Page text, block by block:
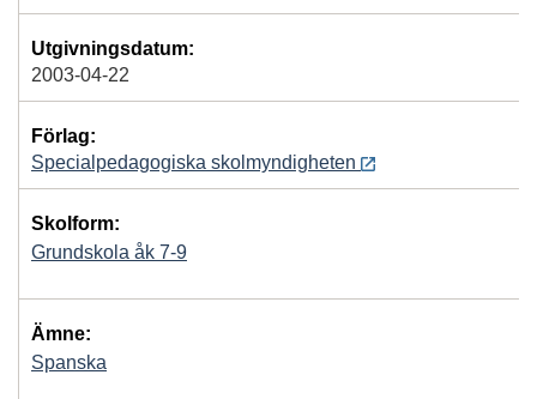
Utgivningsdatum:
2003-04-22
Förlag:
Specialpedagogiska skolmyndigheten
Skolform:
Grundskola åk 7-9
Ämne:
Spanska